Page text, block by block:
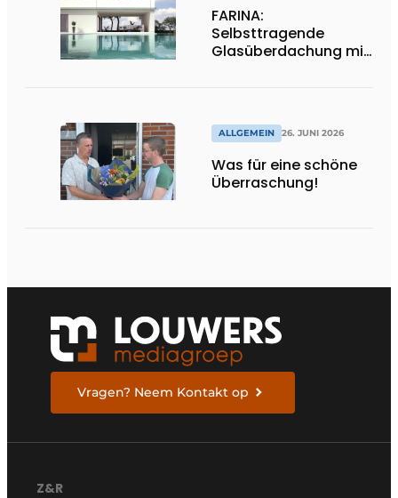
FARINA:
Selbsttragende
Glasüberdachung mit
ALLGEMEIN 26. JUNI 2026
Was für eine schöne
Überraschung!
Vragen? Neem Kontakt op
Z&R